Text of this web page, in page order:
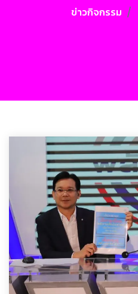
ข่าวกิจกรรม